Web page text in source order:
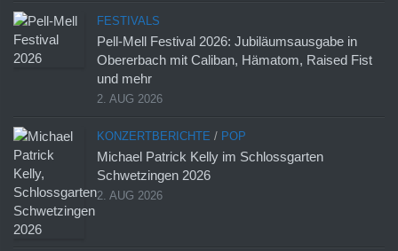
FESTIVALS
Pell-Mell Festival 2026: Jubiläumsausgabe in
Obererbach mit Caliban, Hämatom, Raised Fist
und mehr
2. AUG 2026
KONZERTBERICHTE / POP
Michael Patrick Kelly im Schlossgarten
Schwetzingen 2026
2. AUG 2026